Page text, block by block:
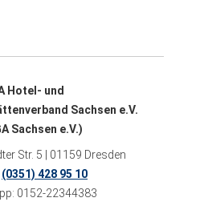
Hotel- und
Sachsen e.V.
Sachsen e.V.)
Str. 5 | 01159 Dresden
(0351) 428 95 10
0152-22344383